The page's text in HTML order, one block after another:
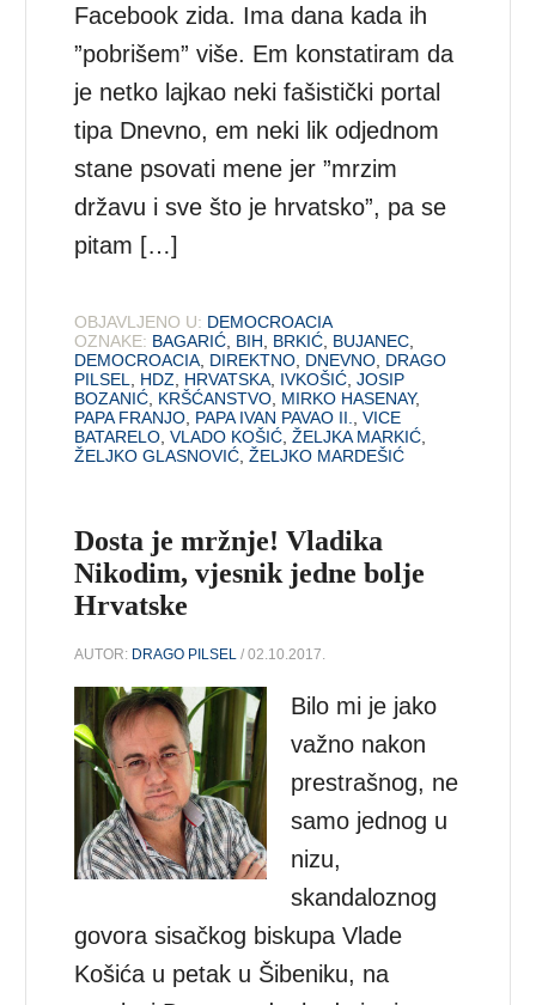
Facebook zida. Ima dana kada ih
”pobrišem” više. Em konstatiram da
je netko lajkao neki fašistički portal
tipa Dnevno, em neki lik odjednom
stane psovati mene jer ”mrzim
državu i sve što je hrvatsko”, pa se
pitam […]
OBJAVLJENO U: DEMOCROACIA
OZNAKE: BAGARIĆ BIH BRKIĆ BUJANEC
DEMOCROACIA DIREKTNO DNEVNO DRAGO
PILSEL
HDZ HRVATSKA IVKOŠIĆ ,JOSIP
BOZANIĆ KRŠĆANSTVO MIRKO HASENAY,
PAPA FRANJO PAPA IVAN PAVAO II. ,VICE
BATARELO ,VLADO KOŠIĆ ,ŽELJKA MARKIĆ
ŽELJKO GLASNOVIĆ ,ŽELJKO MARDEŠIĆ
Dosta je mržnje! Vladika
Nikodim, vjesnik jedne bolje
Hrvatske
AUTOR: DRAGO PILSEL / 02.10.2017.
Bilo mi je jako
važno nakon
prestrašnog, ne
samo jednog u
nizu,
skandaloznog
govora sisačkog biskupa Vlade
Košića u petak u Šibeniku, na